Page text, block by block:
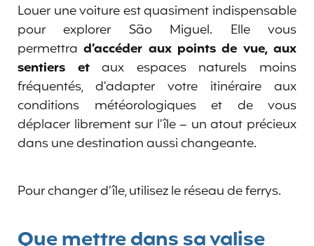
Louer une voiture est quasiment indispensable
pour explorer São Miguel. Elle vous
permettrad’accéder aux points de vue, aux
sentiers etaux espaces naturels moins
fréquentés, d’adapter votre itinéraire aux
conditions météorologiques et de vous
déplacer librement sur l’île – un atout précieux
dans une destination aussi changeante.
Pour changer d’île, utilisez le réseau de ferrys.
Que mettre dans sa valise